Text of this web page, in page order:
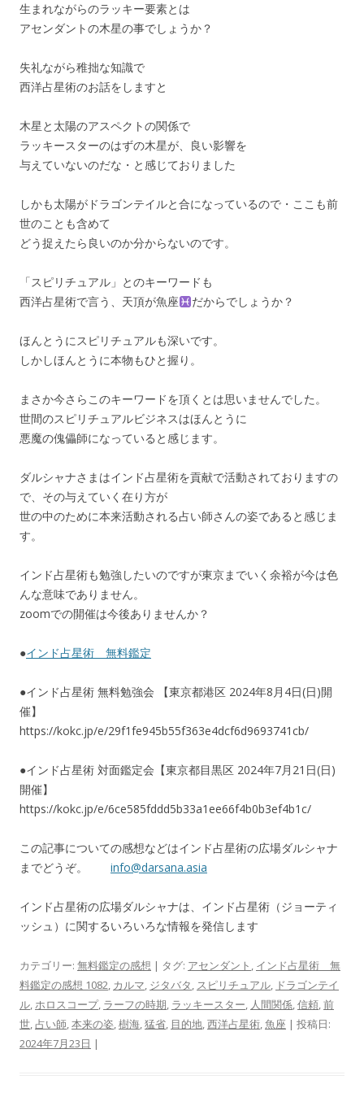
生まれながらのラッキー要素とは
アセンダントの木星の事でしょうか？
失礼ながら稚拙な知識で
西洋占星術のお話をしますと
木星と太陽のアスペクトの関係で
ラッキースターのはずの木星が、良い影響を
与えていないのだな・と感じておりました
しかも太陽がドラゴンテイルと合になっているので・ここも前
世のことも含めて
どう捉えたら良いのか分からないのです。
「スピリチュアル」とのキーワードも
西洋占星術で言う、天頂が魚座
だからでしょうか？
ほんとうにスピリチュアルも深いです。
しかしほんとうに本物もひと握り。
まさか今さらこのキーワードを頂くとは思いませんでした。
世間のスピリチュアルビジネスはほんとうに
悪魔の傀儡師になっていると感じます。
ダルシャナさまはインド占星術を貢献で活動されておりますの
で、その与えていく在り方が
世の中のために本来活動される占い師さんの姿であると感じま
す。
インド占星術も勉強したいのですが東京までいく余裕が今は色
んな意味でありません。
zoomでの開催は今後ありませんか？
●インド占星術 無料鑑定
●インド占星術 無料勉強会 【東京都港区 2024年8月4日(日)開
催】
https://kokc.jp/e/29f1fe945b55f363e4dcf6d9693741cb/
●インド占星術 対面鑑定会【東京都目黒区 2024年7月21日(日)
開催】
https://kokc.jp/e/6ce585fddd5b33a1ee66f4b0b3ef4b1c/
この記事についての感想などはインド占星術の広場ダルシャナ
までどうぞ。 info@darsana.asia
インド占星術の広場ダルシャナは、インド占星術（ジョーティ
ッシュ）に関するいろいろな情報を発信します
カテゴリー: 無料鑑定の感想 | タグ: アセンダント , インド占星術 無
料鑑定の感想 1082, カルマ, ジタバタ, スピリチュアル, ドラゴンテイ
ル,ホロスコープ, ラーフの時期, ラッキースター, 人間関係,信頼,前
世,占い師,本来の姿,樹海,猛省, 目的地,西洋占星術,魚座 | 投稿日:
2024年7月23日 |